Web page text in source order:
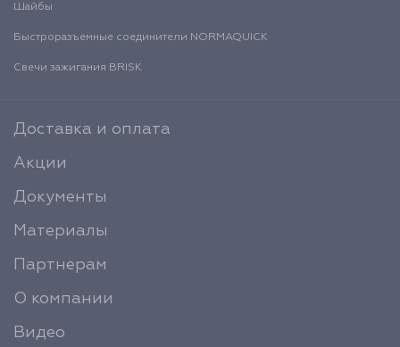
Шайбы
Быстроразъемные соединители NORMAQUICK
Свечи зажигания BRISK
Доставка и оплата
Акции
Документы
Материалы
Партнерам
О компании
Видео